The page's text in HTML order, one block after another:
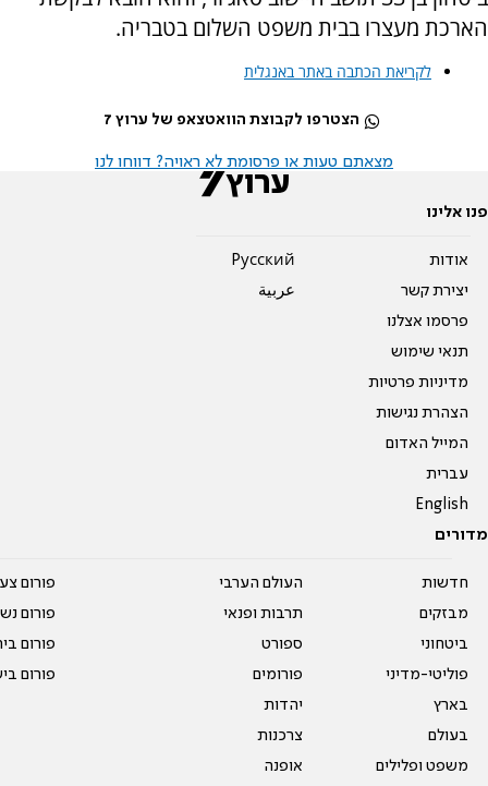
הארכת מעצרו בבית משפט השלום בטבריה.
לקריאת הכתבה באתר באנגלית
הצטרפו לקבוצת הוואטצאפ של ערוץ 7
מצאתם טעות או פרסומת לא ראויה? דווחו לנו
פנו אלינו
אודות
יצירת קשר
פרסמו אצלנו
תנאי שימוש
מדיניות פרטיות
הצהרת נגישות
המייל האדום
עברית
English
Pусский
عربية
מדורים
חדשות
מבזקים
ביטחוני
פוליטי-מדיני
בארץ
בעולם
משפט ופלילים
העולם הערבי
תרבות ופנאי
ספורט
פורומים
יהדות
צרכנות
אופנה
פורום
פורום
פורום
פורום